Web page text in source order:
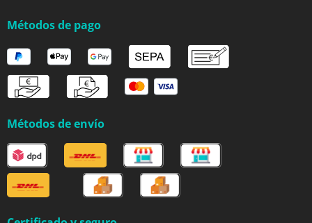
Métodos de pago
Métodos de envío